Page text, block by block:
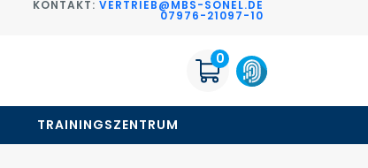
KONTAKT: VERTRIEB@MBS-SONEL.DE
07976-21097-10
0
TRAININGSZENTRUM